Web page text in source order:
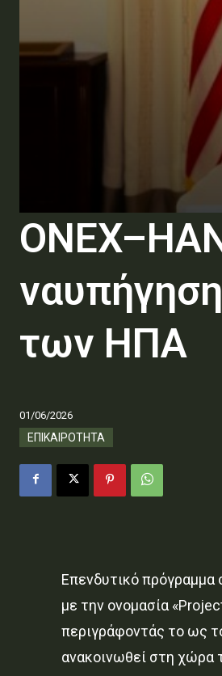
των ΗΠΑ
01/06/2026
ΕΠΙΚΑΙΡΟΤΗΤΑ
Επενδυτικό πρόγραμμα
με την ονομασία
περιγράφοντάς το ως
ανακοινωθεί στη χώρα